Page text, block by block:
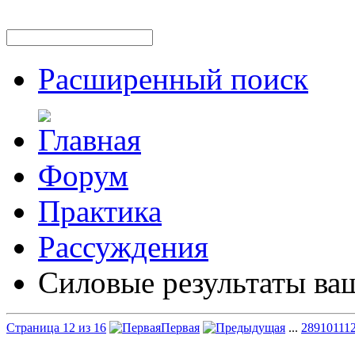
Расширенный поиск
Форум
Практика
Рассуждения
Силовые результаты
Страница 12 из 16 Первая ... 2891011